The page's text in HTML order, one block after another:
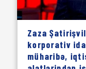
Zaza
korporativ
müharibə,